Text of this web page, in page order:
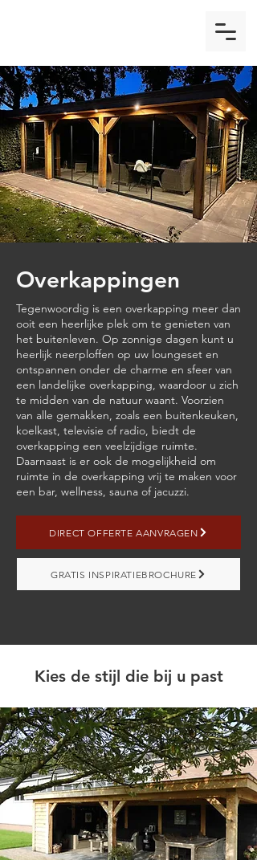
Overkappingen
Tegenwoordig is een overkapping meer dan
ooit een heerlijke plek om te genieten van
het buitenleven. Op zonnige dagen kunt u
heerlijk neerploffen op uw loungeset en
ontspannen onder de charme en sfeer van
een landelijke overkapping, waardoor u zich
te midden van de natuur waant. Voorzien
van alle gemakken, zoals een buitenkeuken,
koelkast, televisie of radio, biedt de
overkapping een veelzijdige ruimte.
Daarnaast is er ook de mogelijkheid om
ruimte in de overkapping vrij te maken voor
een bar, wellness, sauna of jacuzzi.
DIRECT OFFERTE AANVRAGEN
GRATIS INSPIRATIEBROCHURE
Kies de stijl die bij u past